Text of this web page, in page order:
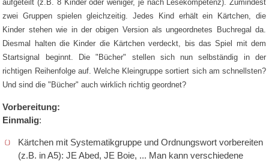
aufgeteilt (z.B. 8 Kinder oder weniger, je nach Lesekompetenz). Zumindest
zwei Gruppen spielen gleichzeitig. Jedes Kind erhält ein Kärtchen, die
Kinder stehen wie in der obigen Version als ungeordnetes Buchregal da.
Diesmal halten die Kinder die Kärtchen verdeckt, bis das Spiel mit dem
Startsignal beginnt. Die "Bücher" stellen sich nun selbständig in der
richtigen Reihenfolge auf. Welche Kleingruppe sortiert sich am schnellsten?
Und sind die "Bücher" auch wirklich richtig geordnet?
Vorbereitung:
Einmalig:
Kärtchen mit Systematikgruppe und Ordnungswort vorbereiten
(z.B. in A5): JE Abed, JE Boie, ... Man kann verschiedene